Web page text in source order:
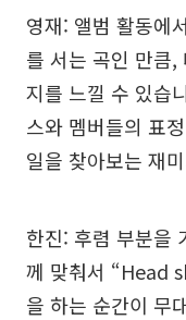
영재: 앨범 활동에
를 서는 곡인 만큼,
지를 느낄 수 있습
스와 멤버들의 표
일을 찾아보는 재
한진: 후렴 부분을
께 맞춰서 “Head
을 하는 순간이 무